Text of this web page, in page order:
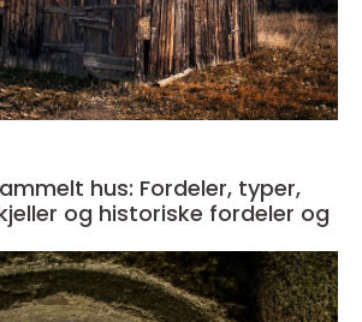
hus: Fordeler, typer,
og historiske fordeler og